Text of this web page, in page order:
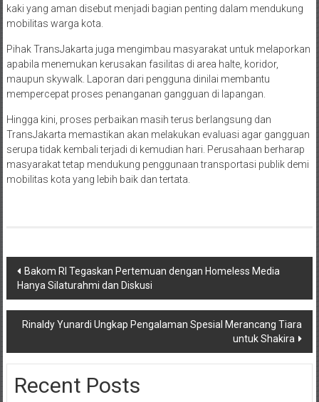
kaki yang aman disebut menjadi bagian penting dalam mendukung
mobilitas warga kota.
Pihak TransJakarta juga mengimbau masyarakat untuk melaporkan
apabila menemukan kerusakan fasilitas di area halte, koridor,
maupun skywalk. Laporan dari pengguna dinilai membantu
mempercepat proses penanganan gangguan di lapangan.
Hingga kini, proses perbaikan masih terus berlangsung dan
TransJakarta memastikan akan melakukan evaluasi agar gangguan
serupa tidak kembali terjadi di kemudian hari. Perusahaan berharap
masyarakat tetap mendukung penggunaan transportasi publik demi
mobilitas kota yang lebih baik dan tertata.
Navigasi
pos
Bakom RI Tegaskan Pertemuan dengan Homeless Media
Hanya Silaturahmi dan Diskusi
Rinaldy Yunardi Ungkap Pengalaman Spesial Merancang Tiara
untuk Shakira
Recent Posts